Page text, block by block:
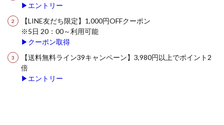
▶エントリー
【LINE友だち限定】1,000円OFFクーポン
※5日 20：00～利用可能
▶クーポン取得
【送料無料ライン39キャンペーン】3,980円以上でポイント2
倍
▶エントリー